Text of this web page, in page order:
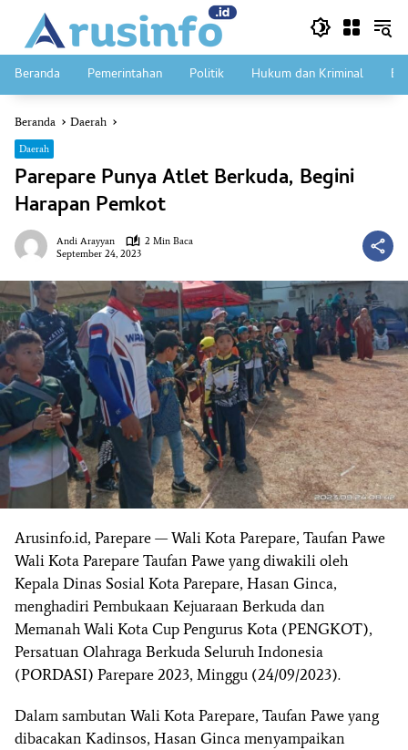
konten
Beranda Pemerintahan Politik Hukum dan Kriminal
Beranda Daerah
Daerah
Parepare Punya Atlet Berkuda, Begini
Harapan Pemkot
Andi Arayyan
2 Min Baca
September 24, 2023
Arusinfo.id, Parepare — Wali Kota Parepare, Taufan Pawe
Wali Kota Parepare Taufan Pawe yang diwakili oleh
Kepala Dinas Sosial Kota Parepare, Hasan Ginca,
menghadiri Pembukaan Kejuaraan Berkuda dan
Memanah Wali Kota Cup Pengurus Kota (PENGKOT),
Persatuan Olahraga Berkuda Seluruh Indonesia
(PORDASI) Parepare 2023, Minggu (24/09/2023).
Dalam sambutan Wali Kota Parepare, Taufan Pawe yang
dibacakan Kadinsos, Hasan Ginca menyampaikan